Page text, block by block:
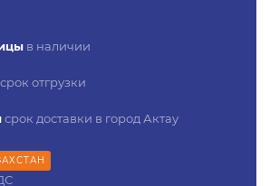
в наличии
срок отгрузки
срок доставки в город Актау